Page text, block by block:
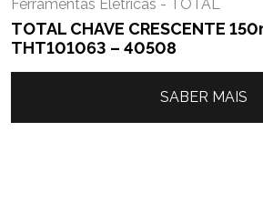
Ferramentas Elétricas - TOTAL
TOTAL CHAVE CRESCENTE
THT101063 – 40508
SABER MAIS